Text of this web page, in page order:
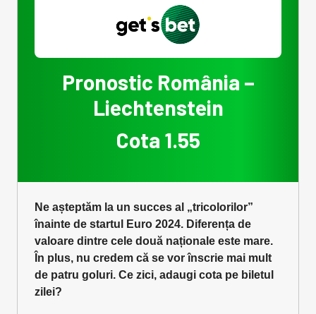
Pronostic România –
Liechtenstein
Cota 1.55
Ne așteptăm la un succes al „tricolorilor”
înainte de startul Euro 2024. Diferența de
valoare dintre cele două naționale este mare.
În plus, nu credem că se vor înscrie mai mult
de patru goluri. Ce zici, adaugi cota pe biletul
zilei?